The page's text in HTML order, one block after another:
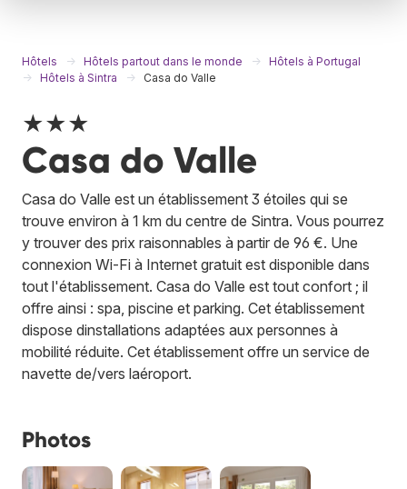
Hôtels Hôtels partout dans le monde
Hôtels à Portugal
Hôtels à Sintra
Casa do Valle
★★★
Casa do Valle
Casa do Valle est un établissement 3 étoiles qui se
trouve environ à 1 km du centre de Sintra. Vous pourrez
y trouver des prix raisonnables à partir de 96 €. Une
connexion Wi-Fi à Internet gratuit est disponible dans
tout l'établissement. Casa do Valle est tout confort ; il
offre ainsi : spa, piscine et parking. Cet établissement
dispose dinstallations adaptées aux personnes à
mobilité réduite. Cet établissement offre un service de
navette de/vers laéroport.
Photos